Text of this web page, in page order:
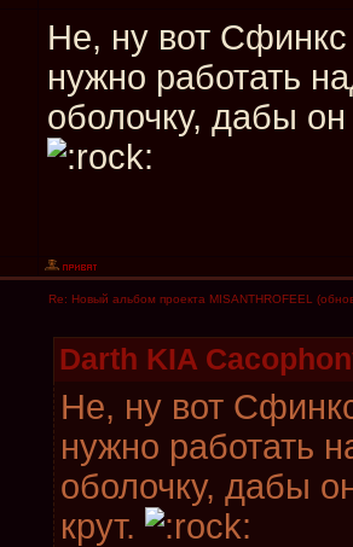
Не, ну вот Сфинкс
нужно работать
оболочку, дабы
Re: Новый альбом проекта MISANTHROFEEL
Darth KIA
Не, ну вот
нужно работать
оболочку, дабы
крут.